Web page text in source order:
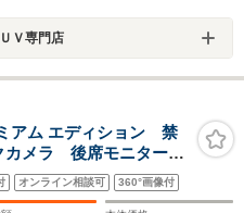
Ｖ専門店
アム エディション 禁
カメラ 後席モニター
18インチアルミ クル
DVD Bluetooth
オンライン相談可 360°画像付